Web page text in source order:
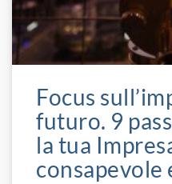
Focus
futuro. 9
la tua
consapevole